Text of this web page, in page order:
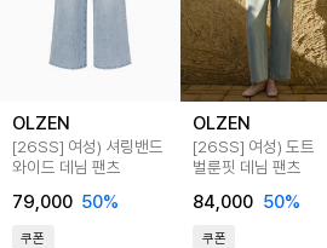
OLZEN
[26SS] 여성) 셔링밴드
와이드 데님 팬츠
79,000 50%
쿠폰
OLZEN
[26SS] 여성) 도트
벌룬핏 데님 팬츠
84,000 50%
쿠폰